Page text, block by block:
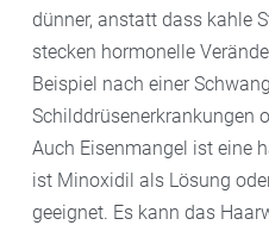
dünner, anstatt dass kahle
stecken hormonelle
Beispiel nach einer
Schilddrüsenerkrankungen
Auch Eisenmangel ist eine
ist Minoxidil als Lösung
geeignet. Es kann das